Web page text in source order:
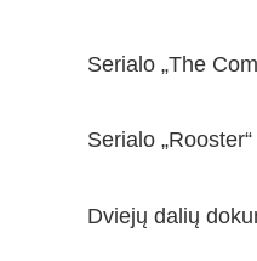
Serialo „The
Serialo
Dviejų dalių